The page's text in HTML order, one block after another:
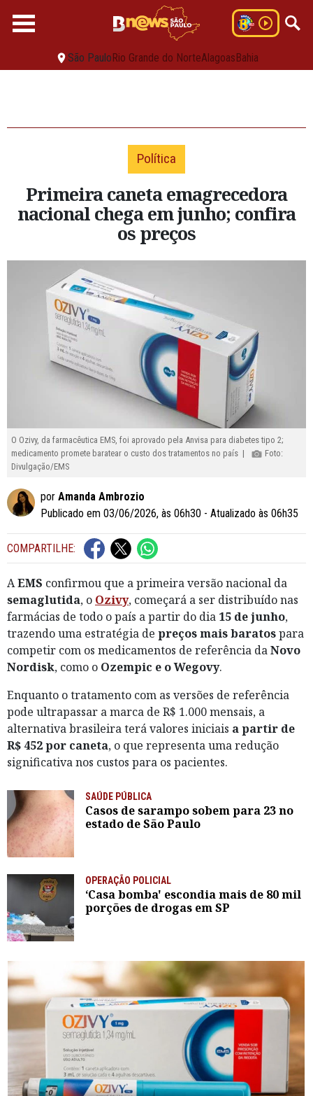
São PauloRio Grande do NorteAlagoasBahia
Política
Primeira caneta emagrecedora
nacional chega em junho; confira
os preços
O Ozivy, da farmacêutica EMS, foi aprovado pela Anvisa para diabetes tipo 2;
medicamento promete baratear o custo dos tratamentos no país |
Foto:
Divulgação/EMS
por Amanda Ambrozio
Publicado em 03/06/2026, às 06h30 - Atualizado às 06h35
COMPARTILHE:
AEMS confirmou que a primeira versão nacional da
semaglutida, o Ozivy, começará a ser distribuído nas
farmácias de todo o país a partir do dia 15 de junho,
trazendo uma estratégia de preços mais baratospara
competir com os medicamentos de referência daNovo
Nordisk, como o Ozempic e o Wegovy.
Enquanto o tratamento com as versões de referência
pode ultrapassar a marca de R$ 1.000 mensais, a
alternativa brasileira terá valores iniciais a partir de
R$ 452 por caneta, o que representa uma redução
significativa nos custos para os pacientes.
SAÚDE PÚBLICA
Casos de sarampo sobem para 23 no
estado de São Paulo
OPERAÇÃO POLICIAL
‘Casa bomba' escondia mais de 80 mil
porções de drogas em SP